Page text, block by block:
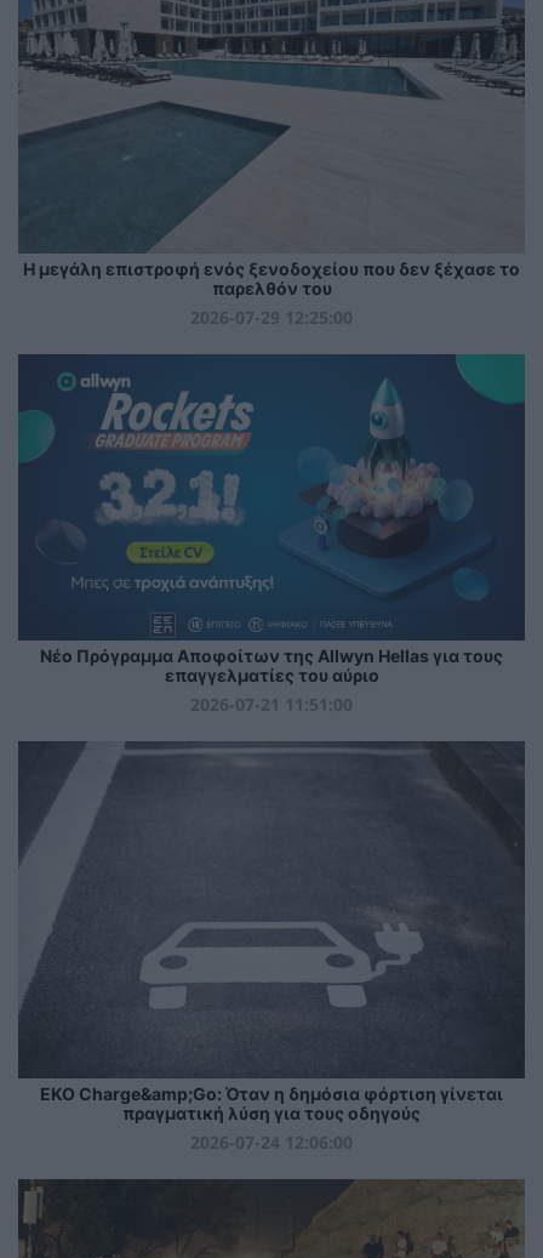
Η μεγάλη επιστροφή ενός ξενοδοχείου που δεν ξέχασε το
παρελθόν του
2026-07-29 12:25:00
Νέο Πρόγραμμα Αποφοίτων της Allwyn Hellas για τους
επαγγελματίες του αύριο
2026-07-21 11:51:00
EKO Charge&amp;Go: Όταν η δημόσια φόρτιση γίνεται
πραγματική λύση για τους οδηγούς
2026-07-24 12:06:00